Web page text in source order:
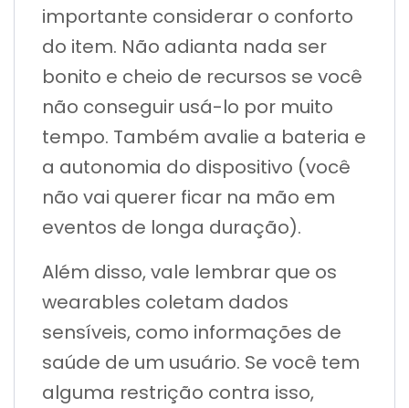
importante considerar o conforto
do item. Não adianta nada ser
bonito e cheio de recursos se você
não conseguir usá-lo por muito
tempo. Também avalie a bateria e
a autonomia do dispositivo (você
não vai querer ficar na mão em
eventos de longa duração).
Além disso, vale lembrar que os
wearables coletam dados
sensíveis, como informações de
saúde de um usuário. Se você tem
alguma restrição contra isso,